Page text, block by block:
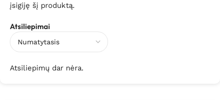
Atsiliepimai
Atsiliepimų dar nėra.
įsigiję šį produktą.